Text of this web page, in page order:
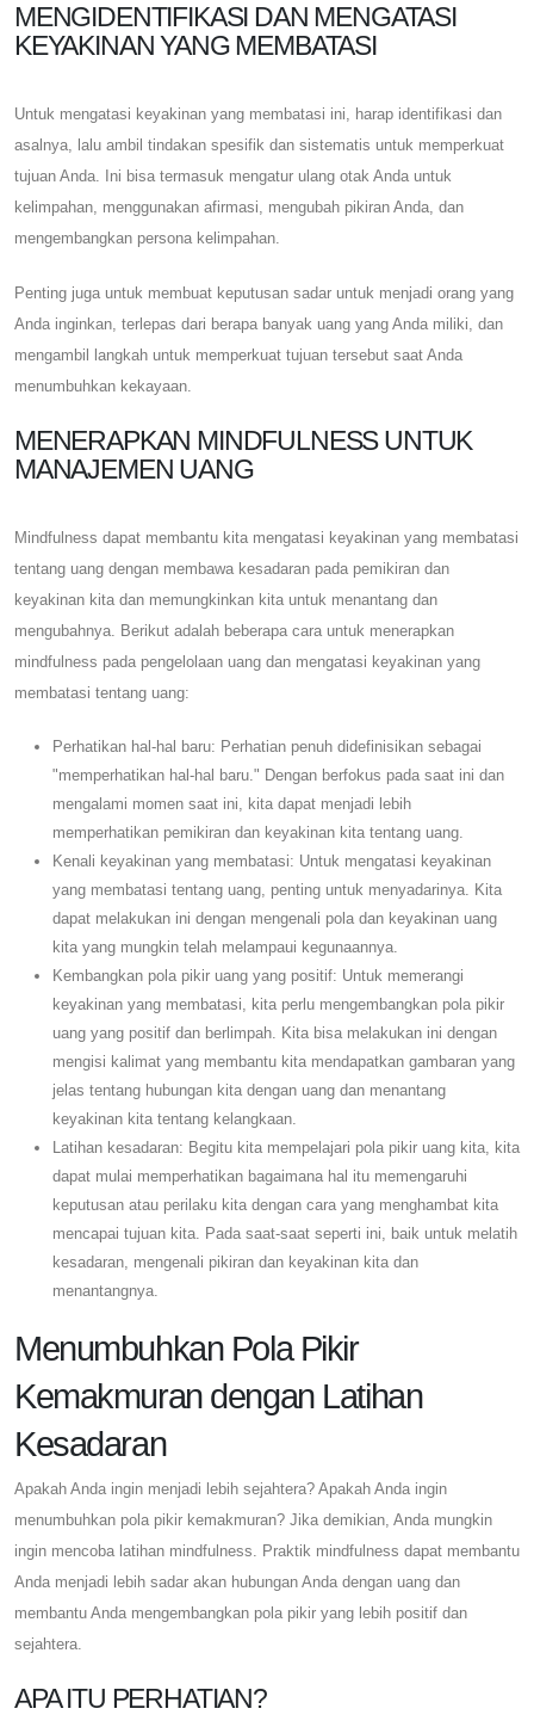
MENGIDENTIFIKASI DAN MENGATASI
KEYAKINAN YANG MEMBATASI
Untuk mengatasi keyakinan yang membatasi ini, harap identifikasi dan
asalnya, lalu ambil tindakan spesifik dan sistematis untuk memperkuat
tujuan Anda. Ini bisa termasuk mengatur ulang otak Anda untuk
kelimpahan, menggunakan afirmasi, mengubah pikiran Anda, dan
mengembangkan persona kelimpahan.
Penting juga untuk membuat keputusan sadar untuk menjadi orang yang
Anda inginkan, terlepas dari berapa banyak uang yang Anda miliki, dan
mengambil langkah untuk memperkuat tujuan tersebut saat Anda
menumbuhkan kekayaan.
MENERAPKAN MINDFULNESS UNTUK
MANAJEMEN UANG
Mindfulness dapat membantu kita mengatasi keyakinan yang membatasi
tentang uang dengan membawa kesadaran pada pemikiran dan
keyakinan kita dan memungkinkan kita untuk menantang dan
mengubahnya. Berikut adalah beberapa cara untuk menerapkan
mindfulness pada pengelolaan uang dan mengatasi keyakinan yang
membatasi tentang uang:
Perhatikan hal-hal baru: Perhatian penuh didefinisikan sebagai
"memperhatikan hal-hal baru." Dengan berfokus pada saat ini dan
mengalami momen saat ini, kita dapat menjadi lebih
memperhatikan pemikiran dan keyakinan kita tentang uang.
Kenali keyakinan yang membatasi: Untuk mengatasi keyakinan
yang membatasi tentang uang, penting untuk menyadarinya. Kita
dapat melakukan ini dengan mengenali pola dan keyakinan uang
kita yang mungkin telah melampaui kegunaannya.
Kembangkan pola pikir uang yang positif: Untuk memerangi
keyakinan yang membatasi, kita perlu mengembangkan pola pikir
uang yang positif dan berlimpah. Kita bisa melakukan ini dengan
mengisi kalimat yang membantu kita mendapatkan gambaran yang
jelas tentang hubungan kita dengan uang dan menantang
keyakinan kita tentang kelangkaan.
Latihan kesadaran: Begitu kita mempelajari pola pikir uang kita, kita
dapat mulai memperhatikan bagaimana hal itu memengaruhi
keputusan atau perilaku kita dengan cara yang menghambat kita
mencapai tujuan kita. Pada saat-saat seperti ini, baik untuk melatih
kesadaran, mengenali pikiran dan keyakinan kita dan
menantangnya.
Menumbuhkan Pola Pikir
Kemakmuran dengan Latihan
Kesadaran
Apakah Anda ingin menjadi lebih sejahtera? Apakah Anda ingin
menumbuhkan pola pikir kemakmuran? Jika demikian, Anda mungkin
ingin mencoba latihan mindfulness. Praktik mindfulness dapat membantu
Anda menjadi lebih sadar akan hubungan Anda dengan uang dan
membantu Anda mengembangkan pola pikir yang lebih positif dan
sejahtera.
APA ITU PERHATIAN?